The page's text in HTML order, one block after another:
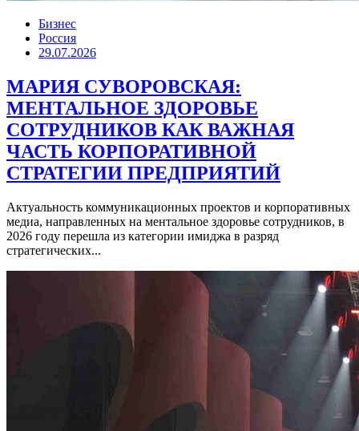
Бизнес
Россия
29.07.2026
МАРИЯ СУВОРОВСКАЯ:
МЕНТАЛЬНОЕ ЗДОРОВЬЕ
СОТРУДНИКОВ КАК ВАЖНАЯ
ЧАСТЬ КОРПОРАТИВНОЙ
СТРАТЕГИИ ПРЕДПРИЯТИЙ
Актуальность коммуникационных проектов и корпоративных
медиа, направленных на ментальное здоровье сотрудников, в
2026 году перешла из категории имиджа в разряд
стратегических...